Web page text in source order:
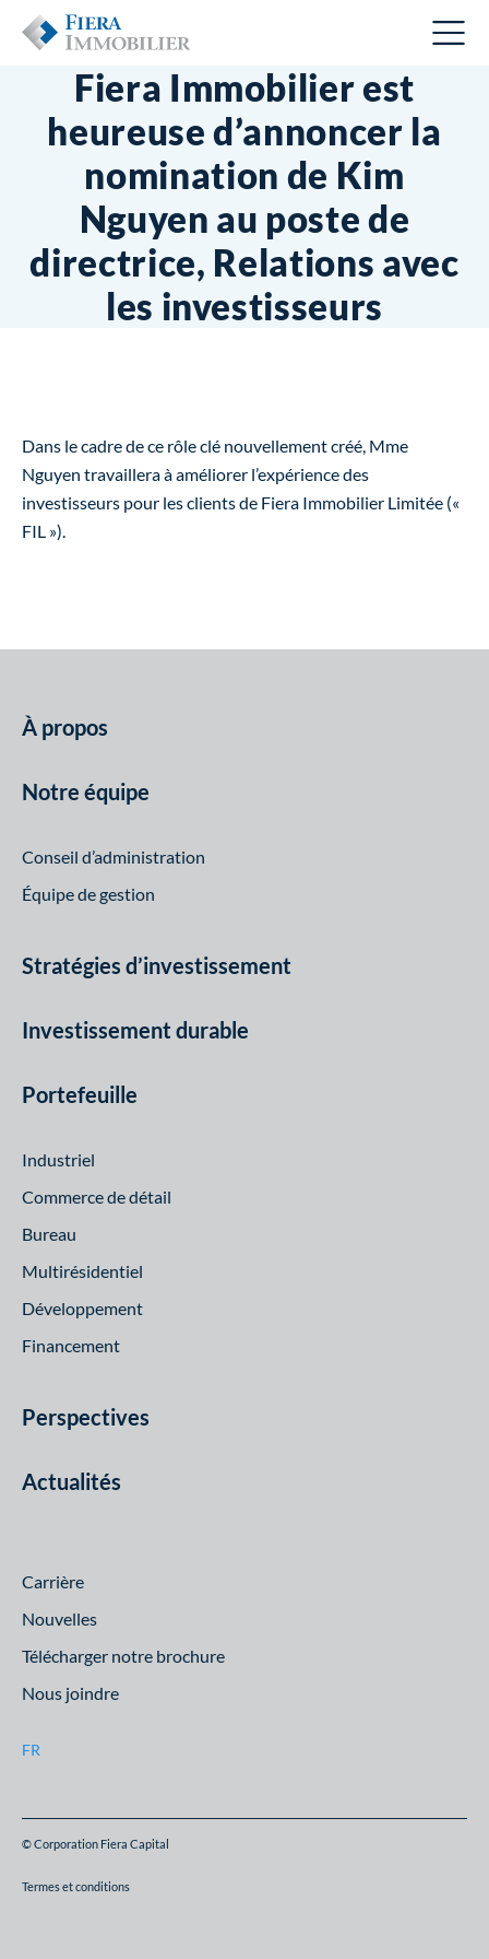
Fiera Immobilier est
heureuse d’annoncer la
nomination de Kim
Nguyen au poste de
directrice, Relations avec
les investisseurs
Dans le cadre de ce rôle clé nouvellement créé, Mme
Nguyen travaillera à améliorer l’expérience des
investisseurs pour les clients de Fiera Immobilier Limitée («
FIL »).
À propos
Notre équipe
Conseil d’administration
Équipe de gestion
Stratégies d’investissement
Investissement durable
Portefeuille
Industriel
Commerce de détail
Bureau
Multirésidentiel
Développement
Financement
Perspectives
Actualités
Carrière
Nouvelles
Télécharger notre brochure
Nous joindre
FR
© Corporation Fiera Capital
Termes et conditions